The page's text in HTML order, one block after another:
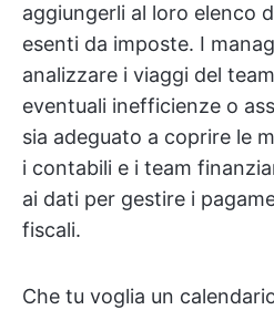
aggiungerli al loro elenco
esenti da imposte. I
analizzare i viaggi del
eventuali inefficienze o
sia adeguato a coprire le
i contabili e i team
ai dati per gestire i
fiscali.
Che tu voglia un